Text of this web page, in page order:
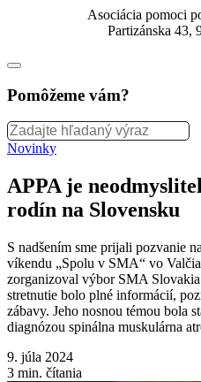
Asociácia pomoci
Partizánska 43,
Pomôžeme vám?
Novinky
APPA je
rodín na Slovensku
S nadšením sme prijali pozvanie
víkendu „Spolu v SMA“ vo
zorganizoval výbor SMA
stretnutie bolo plné informácií,
zábavy. Jeho nosnou témou bola
diagnózou spinálna muskulárna
9. júla 2024
3 min. čítania